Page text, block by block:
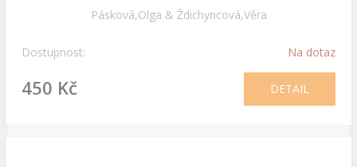
Pásková,Olga & Ždichyncová,Věra
Dostupnost: Na dotaz
450 Kč DETAIL